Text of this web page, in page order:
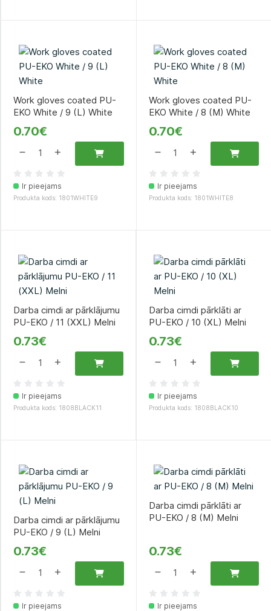
Work gloves coated PU-
EKO White / 9 (L) White
0.70€
Ir pieejams
Produkta kods: 1801WHITE9
Work gloves coated PU-
EKO White / 8 (M) White
0.70€
Ir pieejams
Produkta kods: 1801WHITE8
Darba cimdi ar pārklājumu
PU-EKO / 11 (XXL) Melni
0.73€
Ir pieejams
Produkta kods: 1808BLACK11
Darba cimdi pārklāti ar
PU-EKO / 10 (XL) Melni
0.73€
Ir pieejams
Produkta kods: 1808BLACK10
Darba cimdi ar pārklājumu
PU-EKO / 9 (L) Melni
0.73€
Ir pieejams
Darba cimdi pārklāti ar
PU-EKO / 8 (M) Melni
0.73€
Ir pieejams